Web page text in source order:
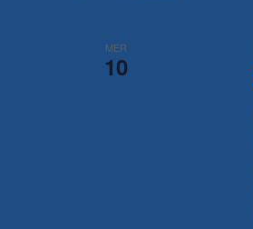
MER
10